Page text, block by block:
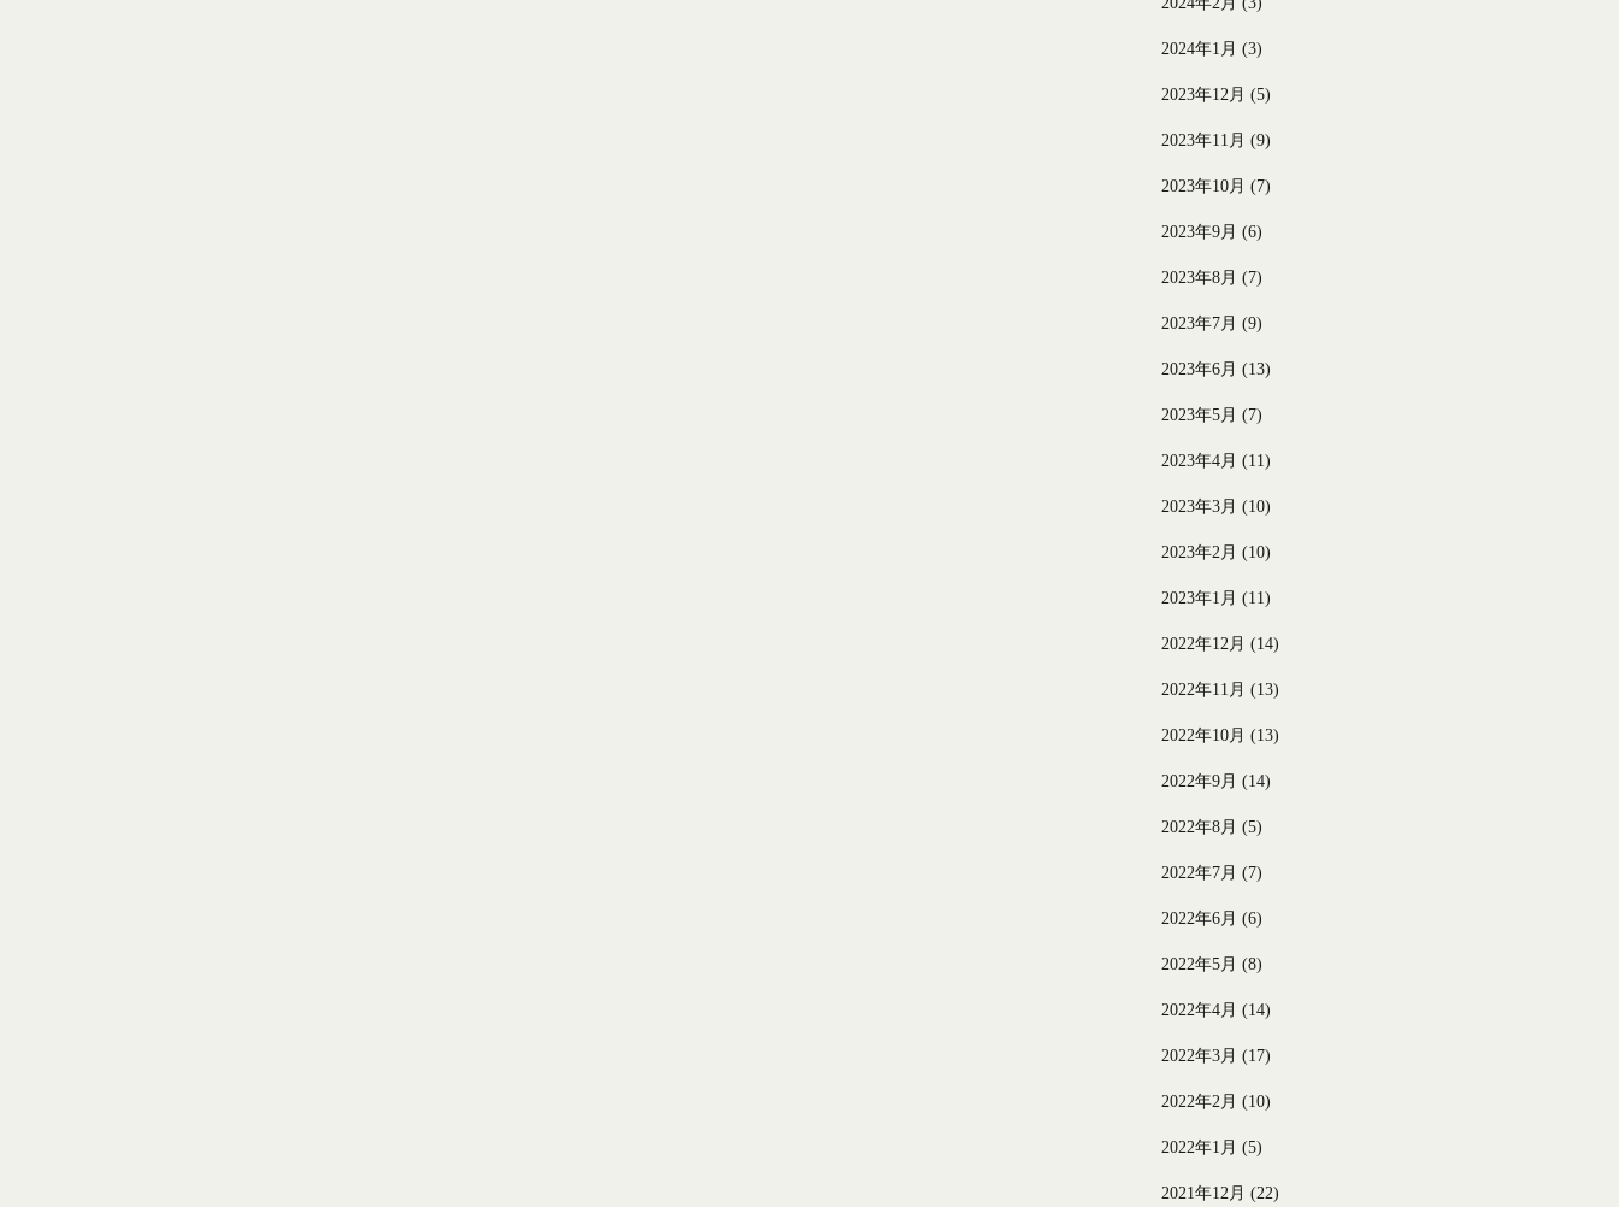
2024年1月 (3)
2023年12月 (5)
2023年11月 (9)
2023年10月 (7)
2023年9月 (6)
2023年8月 (7)
2023年7月 (9)
2023年6月 (13)
2023年5月 (7)
2023年4月 (11)
2023年3月 (10)
2023年2月 (10)
2023年1月 (11)
2022年12月 (14)
2022年11月 (13)
2022年10月 (13)
2022年9月 (14)
2022年8月 (5)
2022年7月 (7)
2022年6月 (6)
2022年5月 (8)
2022年4月 (14)
2022年3月 (17)
2022年2月 (10)
2022年1月 (5)
2021年12月 (22)